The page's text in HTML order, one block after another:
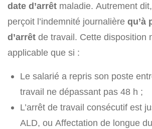
date d’arrêt maladie. Autrement
perçoit l’indemnité journalière qu’à
d’arrêt de travail. Cette disposition
applicable que si :
Le salarié a repris son poste
travail ne dépassant pas 48 h ;
L’arrêt de travail consécutif est
ALD, ou Affectation de longue